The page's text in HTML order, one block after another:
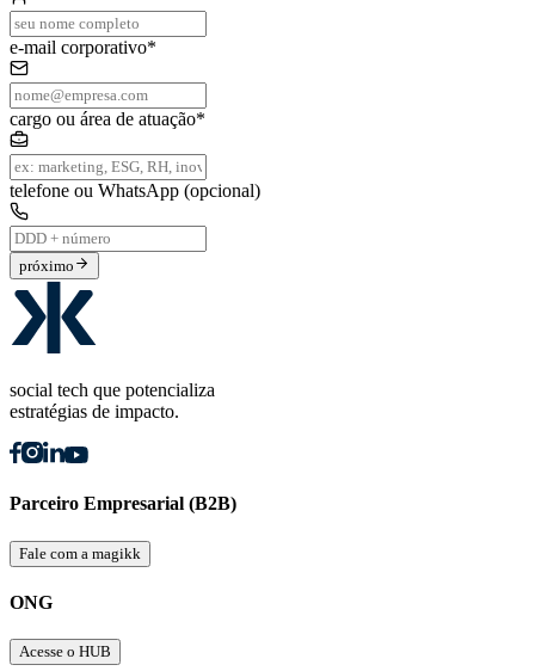
e-mail corporativo*
cargo ou área de atuação*
telefone ou WhatsApp (opcional)
próximo
social tech que potencializa
estratégias de impacto.
Parceiro Empresarial (B2B)
Fale com a magikk
ONG
Acesse o HUB